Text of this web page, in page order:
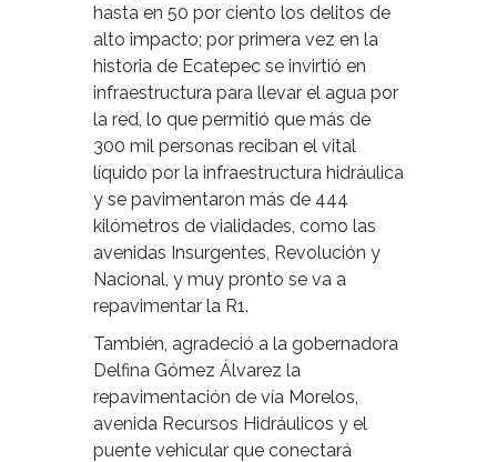
hasta en 50 por ciento los delitos de
alto impacto; por primera vez en la
historia de Ecatepec se invirtió en
infraestructura para llevar el agua por
la red, lo que permitió que más de
300 mil personas reciban el vital
líquido por la infraestructura hidráulica
y se pavimentaron más de 444
kilómetros de vialidades, como las
avenidas Insurgentes, Revolución y
Nacional, y muy pronto se va a
repavimentar la R1.
También, agradeció a la gobernadora
Delfina Gómez Álvarez la
repavimentación de vía Morelos,
avenida Recursos Hidráulicos y el
puente vehicular que conectará